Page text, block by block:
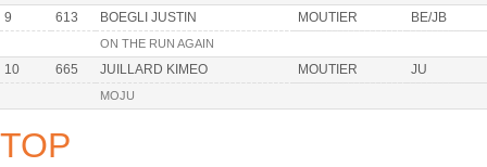
9 613 BOEGLI JUSTIN MOUTIER BE/JB
ON THE RUN AGAIN
10 665 JUILLARD KIMEO MOUTIER JU
MOJU
TOP